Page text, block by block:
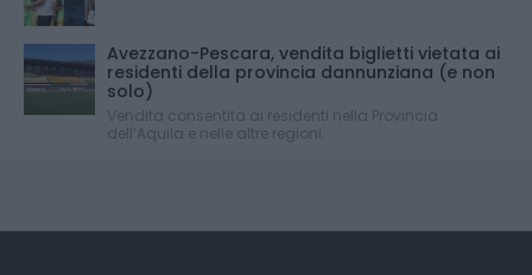
Avezzano-Pescara, vendita biglietti vietata ai
residenti della provincia dannunziana (e non
solo)
Vendita consentita ai residenti nella Provincia
dell’Aquila e nelle altre regioni.